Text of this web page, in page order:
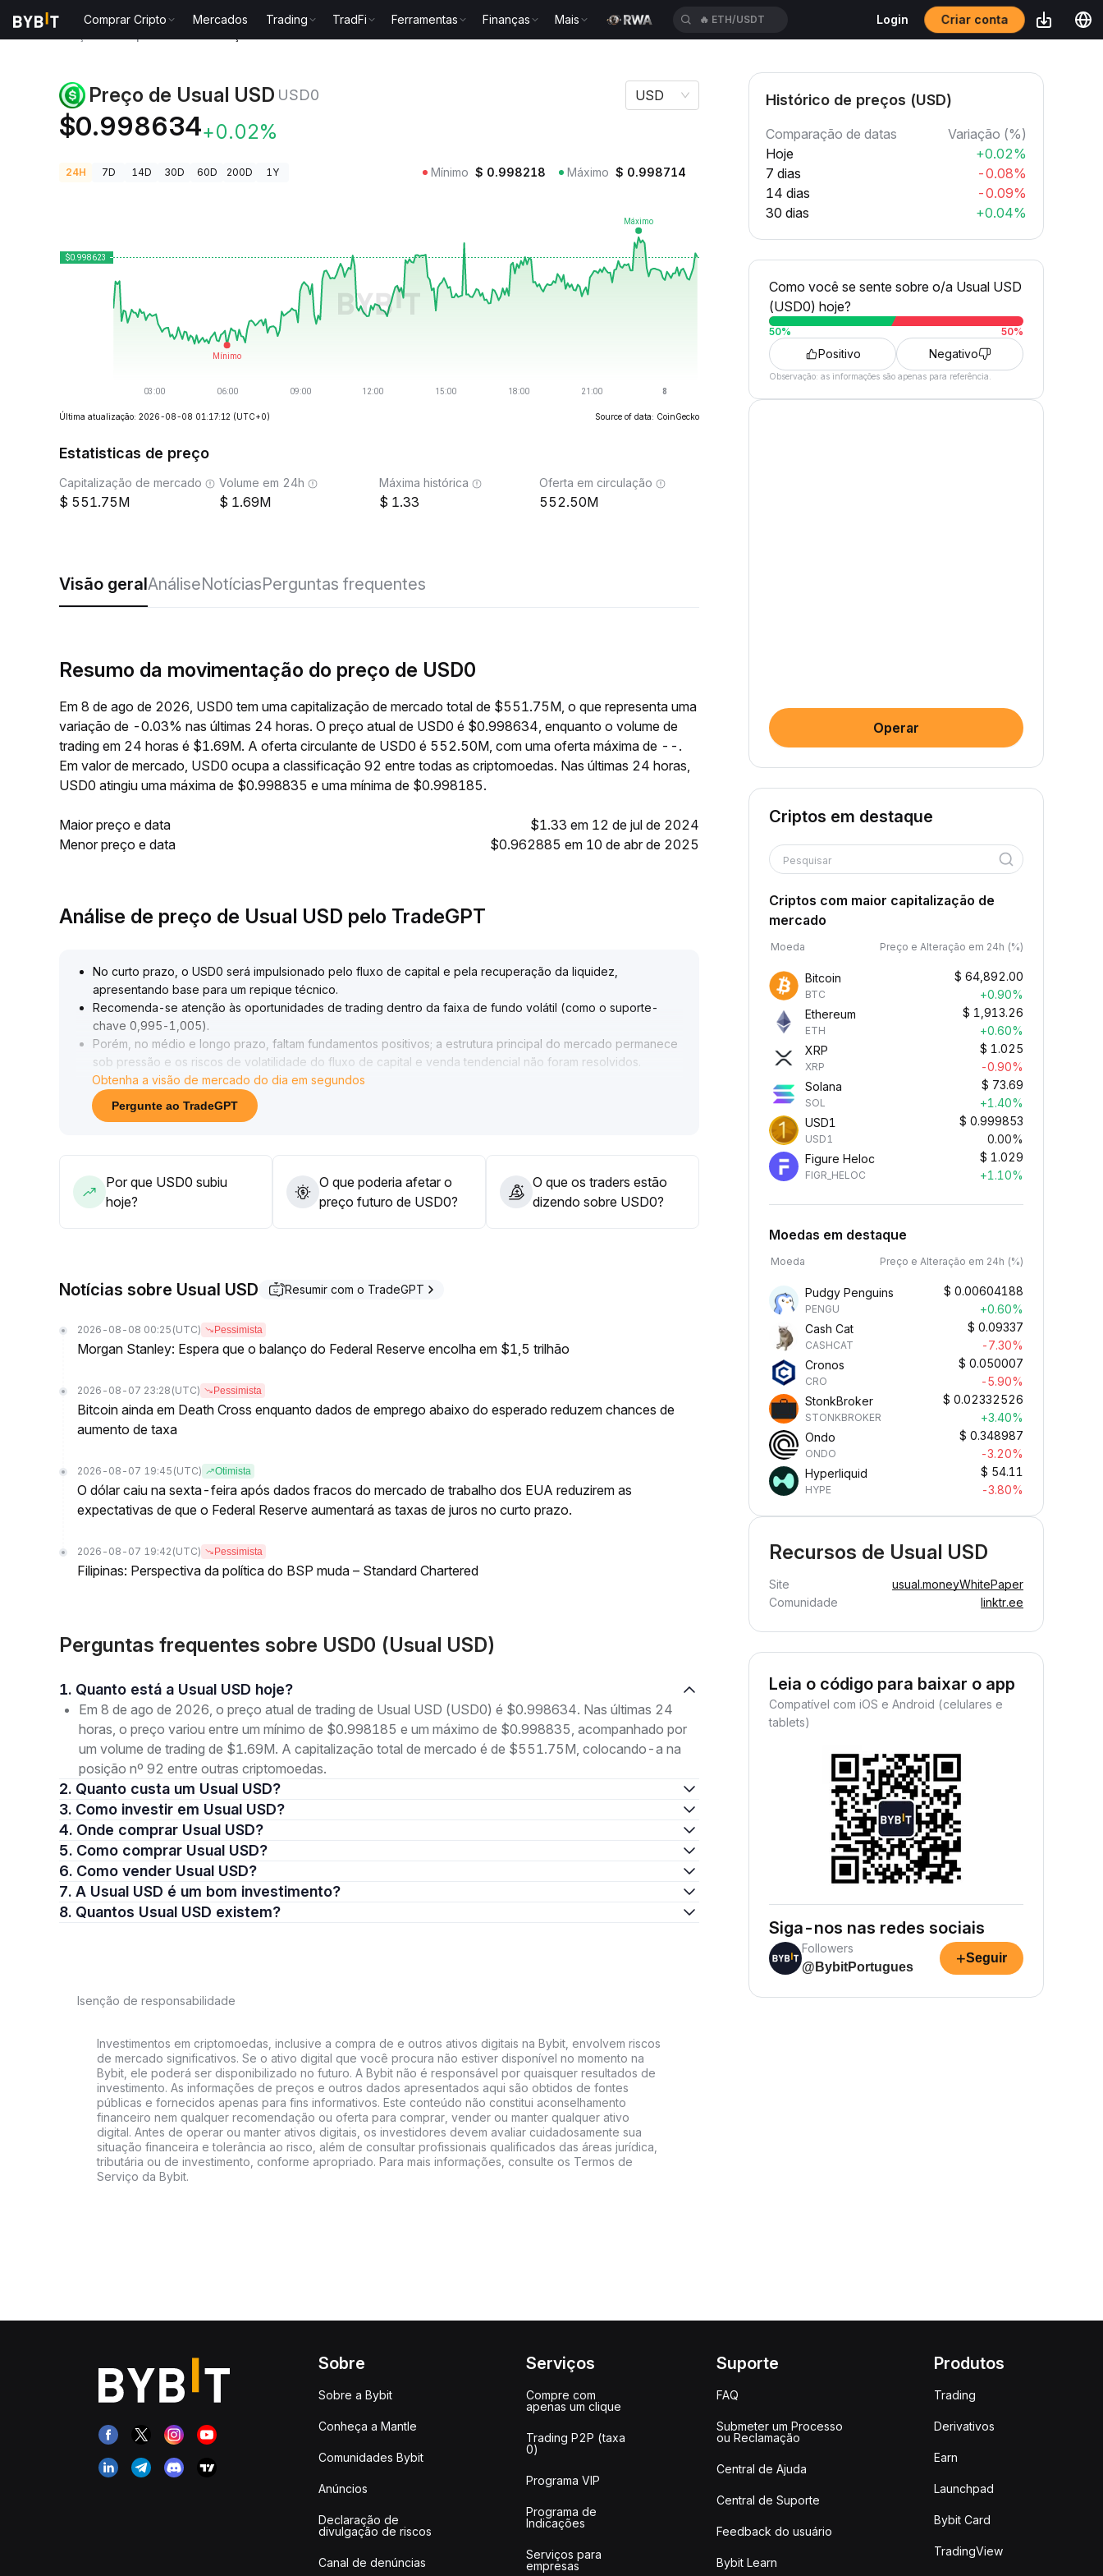
Comprar Cripto Mercados Trading TradFi Ferramentas Finanças Mais 🔥 ETH/USDT Login Criar conta
Preço de Usual USD USD0
$0.998634+0.02%
USD
24H 7D 14D 30D 60D 200D 1Y Mínimo $ 0.998218 Máximo $ 0.998714
Última atualização: 2026-08-08 01:17:12 (UTC+0) Source of data: CoinGecko
Estatisticas de preço
Capitalização de mercado
551.75M
Volume em 24h
1.69M
Máxima histórica
1.33
Oferta em circulação
552.50M
Visão geralAnáliseNotíciasPerguntas frequentes
Resumo da movimentação do preço de USD0
Em 8 de ago de 2026, USD0 tem uma capitalização de mercado total de $551.75M, o que representa uma
variação de -0.03% nas últimas 24 horas. O preço atual de USD0 é $0.998634, enquanto o volume de
trading em 24 horas é $1.69M. A oferta circulante de USD0 é 552.50M, com uma oferta máxima de --.
Em valor de mercado, USD0 ocupa a classificação 92 entre todas as criptomoedas. Nas últimas 24 horas,
USD0 atingiu uma máxima de $0.998835 e uma mínima de $0.998185.
Maior preço e data
$1.33 em 12 de jul de 2024
Menor preço e data
$0.962885 em 10 de abr de 2025
Análise de preço de Usual USD pelo TradeGPT
No curto prazo, o USD0 será impulsionado pelo fluxo de capital e pela recuperação da liquidez,
apresentando base para um repique técnico.
Recomenda-se atenção às oportunidades de trading dentro da faixa de fundo volátil (como o suporte-
chave 0,995-1,005).
Porém, no médio e longo prazo, faltam fundamentos positivos; a estrutura principal do mercado permanece
sob pressão e os riscos de volatilidade do fluxo de capital e venda tendencial não foram resolvidos
É necessário manter alta cautela, evitar posições pesadas e adotar rigoroso controle de posição e stop-
loss
Obtenha a visão de mercado do dia em segundos
Pergunte ao TradeGPT
Por que USD0 subiu
hoje?
O que poderia afetar o
preço futuro de USD0?
O que os traders estão
dizendo sobre USD0?
Notícias sobre Usual USD Resumir com o TradeGPT
2026-08-08 00:25 (UTC) Pessimista
Morgan Stanley: Espera que o balanço do Federal Reserve encolha em $1,5 trilhão
2026-08-07 23:28 (UTC) Pessimista
Bitcoin ainda em Death Cross enquanto dados de emprego abaixo do esperado reduzem chances de
aumento de taxa
2026-08-07 19:45 (UTC) Otimista
O dólar caiu na sexta-feira após dados fracos do mercado de trabalho dos EUA reduzirem as
expectativas de que o Federal Reserve aumentará as taxas de juros no curto prazo.
2026-08-07 19:42 (UTC) Pessimista
Filipinas: Perspectiva da política do BSP muda – Standard Chartered
Perguntas frequentes sobre USD0 (Usual USD)
1. Quanto está a Usual USD hoje?
Em 8 de ago de 2026, o preço atual de trading de Usual USD (USD0) é $0.998634. Nas últimas 24
horas, o preço variou entre um mínimo de $0.998185 e um máximo de $0.998835, acompanhado por
um volume de trading de $1.69M. A capitalização total de mercado é de $551.75M, colocando-a na
posição nº 92 entre outras criptomoedas.
2. Quanto custa um Usual USD?
3. Como investir em Usual USD?
4. Onde comprar Usual USD?
5. Como comprar Usual USD?
6. Como vender Usual USD?
7. A Usual USD é um bom investimento?
8. Quantos Usual USD existem?
Isenção de responsabilidade
Investimentos em criptomoedas, inclusive a compra de e outros ativos digitais na Bybit, envolvem riscos
de mercado significativos. Se o ativo digital que você procura não estiver disponível no momento na
Bybit, ele poderá ser disponibilizado no futuro. A Bybit não é responsável por quaisquer resultados de
investimento. As informações de preços e outros dados apresentados aqui são obtidos de fontes
públicas e fornecidos apenas para fins informativos. Este conteúdo não constitui aconselhamento
financeiro nem qualquer recomendação ou oferta para comprar, vender ou manter qualquer ativo
digital. Antes de operar ou manter ativos digitais, os investidores devem avaliar cuidadosamente sua
situação financeira e tolerância ao risco, além de consultar profissionais qualificados das áreas jurídica,
tributária ou de investimento, conforme apropriado. Para mais informações, consulte os Termos de
Serviço da Bybit.
Histórico de preços (USD)
Comparação de datas
Variação (%)
Hoje
+0.02%
7 dias
-0.08%
14 dias
-0.09%
30 dias
+0.04%
Como você se sente sobre o/a Usual USD
(USD0) hoje?
50% 50%
Positivo Negativo
Observação: as informações são apenas para referência.
Operar
Criptos em destaque
Pesquisar
Criptos com maior capitalização de
mercado
Moeda Preço e Alteração em 24h (%)
Bitcoin
BTC
$ 64,892.00
+0.90%
Ethereum
ETH
$ 1,913.26
+0.60%
XRP
XRP
$ 1.025
-0.90%
Solana
SOL
$ 73.69
+1.40%
USD1
USD1
$ 0.999853
0.00%
Figure Heloc
FIGR_HELOC
$ 1.029
+1.10%
Moedas em destaque
Moeda Preço e Alteração em 24h (%)
Pudgy Penguins
PENGU
$ 0.00604188
+0.60%
Cash Cat
CASHCAT
$ 0.09337
-7.30%
Cronos
CRO
$ 0.050007
-5.90%
StonkBroker
STONKBROKER
$ 0.02332526
+3.40%
Ondo
ONDO
$ 0.348987
-3.20%
Hyperliquid
HYPE
$ 54.11
-3.80%
Recursos de Usual USD
Site usual.moneyWhitePaper
Comunidade
linktr.ee
Leia o código para baixar o app
Compatível com iOS e Android (celulares e
tablets)
Siga-nos nas redes sociais
Followers
@BybitPortugues
+Seguir
Sobre
Sobre a Bybit
Conheça a Mantle
Comunidades Bybit
Anúncios
Declaração de
divulgação de riscos
Canal de denúncias
Serviços
Compre com
apenas um clique
Trading P2P (taxa
0)
Programa VIP
Programa de
Indicações
Serviços para
empresas
Suporte
FAQ
Submeter um Processo
ou Reclamação
Central de Ajuda
Central de Suporte
Feedback do usuário
Bybit Learn
Produtos
Trading
Derivativos
Earn
Launchpad
Bybit Card
TradingView